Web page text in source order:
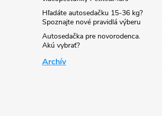
Hľadáte autosedačku 15-36 kg?
Spoznajte nové pravidlá výberu
Autosedačka pre novorodenca.
Akú vybrať?
Archív